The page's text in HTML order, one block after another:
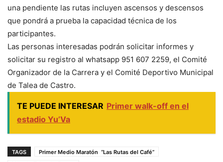
una pendiente las rutas incluyen ascensos y descensos
que pondrá a prueba la capacidad técnica de los
participantes.
Las personas interesadas podrán solicitar informes y
solicitar su registro al whatsapp 951 607 2259, el Comité
Organizador de la Carrera y el Comité Deportivo Municipal
de Talea de Castro.
TE PUEDE INTERESAR Primer walk-off en el
estadio Yu’Va
TAGS
Primer Medio Maratón “Las Rutas del Café”